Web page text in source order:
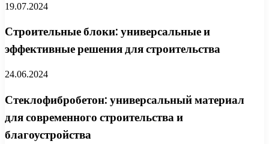
19.07.2024
Строительные блоки: универсальные и
эффективные решения для строительства
24.06.2024
Стеклофибробетон: универсальный материал
для современного строительства и
благоустройства